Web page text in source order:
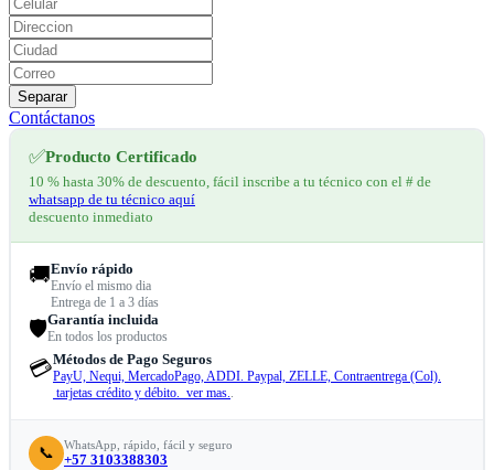
Separar
Contáctanos
✅Producto Certificado
10 % hasta 30% de descuento, fácil inscribe a tu técnico con el # de
whatsapp de tu técnico aquí
descuento inmediato
🚚Envío rápido
Envío el mismo dia
Entrega de 1 a 3 días
🛡️Garantía incluida
En todos los productos
💳Métodos de Pago Seguros
PayU, Nequi, MercadoPago, ADDI. Paypal, ZELLE, Contraentrega (Col).
tarjetas crédito y débito. ver mas..
📞 WhatsApp, rápido, fácil y seguro
+57 3103388303